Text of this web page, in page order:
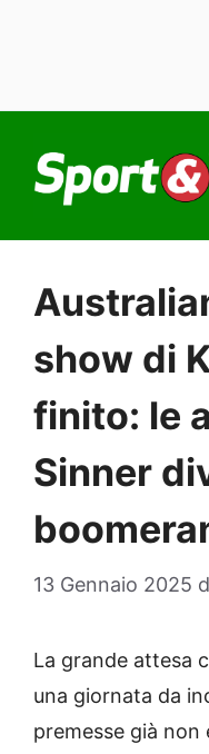
contenuto
show di
finito: le
Sinner
13 Gennaio 2025
La grande attesa
una giornata da
premesse già